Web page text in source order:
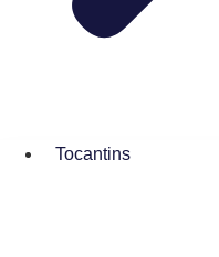
Tocantins